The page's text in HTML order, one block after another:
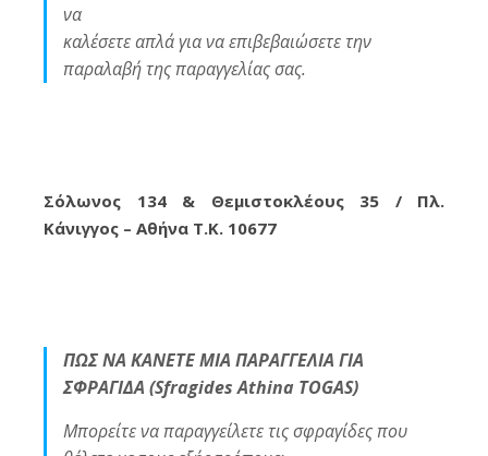
να
καλέσετε απλά για να επιβεβαιώσετε την
παραλαβή της παραγγελίας σας.
Σόλωνος 134 & Θεμιστοκλέους 35 / Πλ.
Κάνιγγος – Αθήνα Τ.Κ. 10677
ΠΩΣ ΝΑ ΚΑΝΕΤΕ ΜΙΑ ΠΑΡΑΓΓΕΛΙΑ ΓΙΑ
ΣΦΡΑΓΙΔΑ (Sfragides Athina TOGAS)
Μπορείτε να παραγγείλετε τις σφραγίδες που